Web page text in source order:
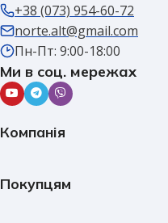
+38 (073) 954-60-72
norte.alt@gmail.com
Пн-Пт: 9:00-18:00
Ми в соц. мережах
Компанія
Покупцям